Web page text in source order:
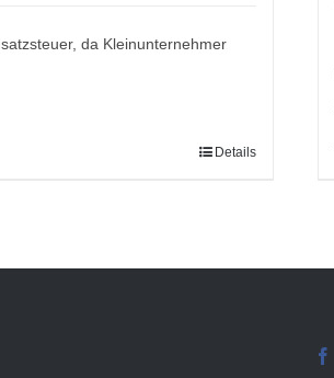
da Kleinunternehmer
Details